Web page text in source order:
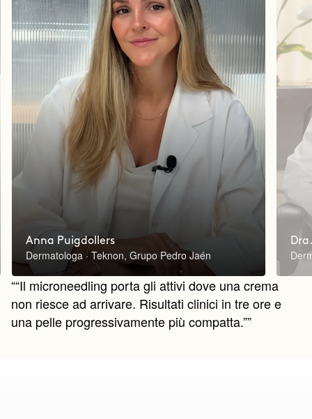
Anna Puigdollers
Dermatologa · Teknon, Grupo Pedro Jaén
““Il microneedling porta gli attivi dove una crema
non riesce ad arrivare. Risultati clinici in tre ore e
una pelle progressivamente più compatta.””